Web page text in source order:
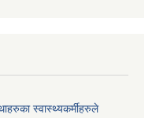
स्वास्थ्यकर्मीहरुले